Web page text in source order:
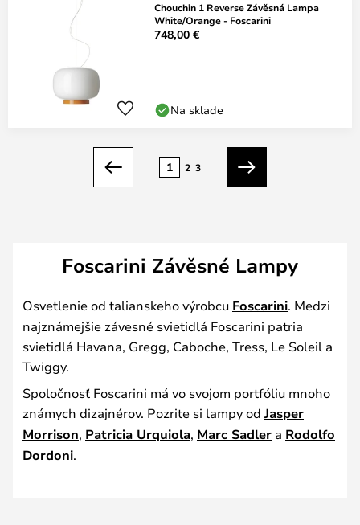
Chouchin 1 Reverse Závěsná Lampa
White/Orange - Foscarini
748,00 €
Na sklade
Predchádzajúci
1 2 3
Ďalší
Foscarini Závěsné Lampy
Osvetlenie od talianskeho výrobcu Foscarini. Medzi
najznámejšie závesné svietidlá Foscarini patria
svietidlá Havana, Gregg, Caboche, Tress, Le Soleil a
Twiggy.
Spoločnosť Foscarini má vo svojom portfóliu mnoho
známych dizajnérov. Pozrite si lampy od Jasper
Morrison, Patricia Urquiola, Marc Sadler a Rodolfo
Dordoni.